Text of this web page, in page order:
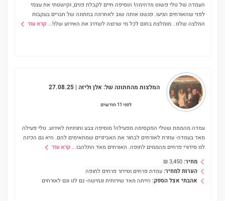
העמדה של טלי פשוט מדהימה! הוסיפה חיים לקבלת פנים, וקישטתי את עצמי
לפני שהאורחים הגיעו. פגשנו אותה שוב לאחרונה בחתונה של חברים בעקבות
המלצה שלנו.. מומלצת בחום לכל מי שרוצה לשדרג את האירוע שלו!... קרא עוד
לפני 11 חודשים
המלצות מהחתונה של:אלן וליזה | 27.08.25
עמדה מהממת שטלי המקסימה מפעילה! מוסיפה צבע וחגיגיות לאירוע. טלי פעילה
מאד בעמדה- עוזרת לאורחים לבחור את האביזרים שמתאימים להם. היא גם הכינה
לנו סידורי פרחים מהממים לחופה. האורחים מאד התלהבו... קרא עוד
מחיר:3,450
₪
הערות למחיר:עמדת פרחים וסידור פרחים לחופה
אהבתי אצל הספק: הייתה מאד שירותית וגמישה- גם לנו וגם לאורחים